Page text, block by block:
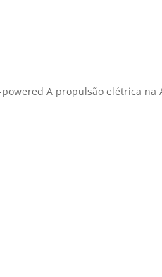
A propulsão elétrica na